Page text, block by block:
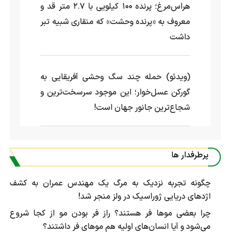
هراس‌مرغ؛ پرنده ۱۰۰ کیلویی با ۲.۷ متر قد و
معروف به «پرنده وحشت» که منقاری شبیه تبر
داشت
(ویدئو) حمله چند سگ وحشی آفریقایی به
گورکن عسل‌خوار؛ این موجود سرسخت‌ترین و
شجاع‌ترین جانور جهان است!
پرطرفدار ها
چگونه تجربه نزدیک به مرگ یک مهندس عمران به کشف
اژد‌های دریایی ژوراسیک در ولز منجر شد!
چرا بعضی موها فر هستند؟ راز فر بودن مو از کجا شروع
می‌شود و آیا انسان‌های اولیه هم موهای فر داشتند؟